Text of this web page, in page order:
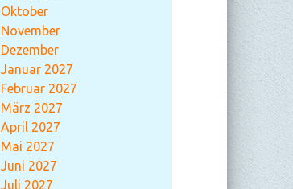
Oktober
November
Dezember
Januar 2027
Februar 2027
März 2027
April 2027
Mai 2027
Juni 2027
Juli 2027